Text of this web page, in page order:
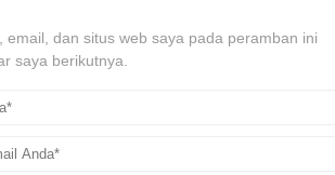
email, dan situs web saya pada peramban ini
saya berikutnya.